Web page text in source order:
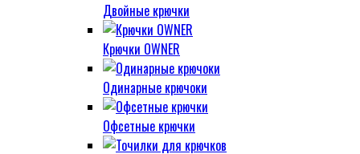
Двойные крючки
Крючки OWNER
Одинарные крючоки
Офсетные крючки